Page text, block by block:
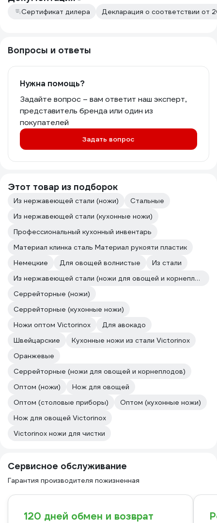
Сертификат дилера Декларация о соответствии от
Вопросы и ответы
Нужна помощь?
Задайте вопрос – вам ответит наш эксперт,
представитель бренда или один из
покупателей
Задать вопрос
Этот товар из подборок
Из нержавеющей стали (ножи)
Стальные
Из нержавеющей стали (кухонные ножи)
Профессиональный кухонный инвентарь
Материал клинка сталь Материал рукояти пластик
Немецкие
Для овощей волнистые
Из стали
Из нержавеющей стали (ножи для овощей и корнеплодов)
Серрейторные (ножи)
Серрейторные (кухонные ножи)
Ножи оптом Victorinox
Для авокадо
Швейцарские
Кухонные ножи из стали Victorinox
Оранжевые
Серрейторные (ножи для овощей и корнеплодов)
Оптом (ножи)
Нож для овощей
Оптом (столовые приборы)
Оптом (кухонные ножи)
Нож для овощей Victorinox
Victorinox ножи для чистки
Сервисное обслуживание
Гарантия производителя пожизненная
120 дней обмен и возврат